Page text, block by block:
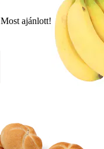
Most ajánlott!